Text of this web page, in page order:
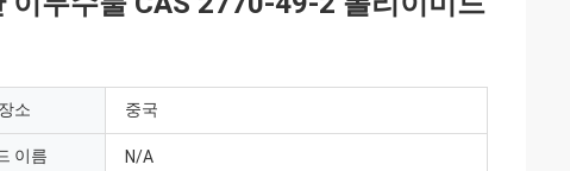
소 중국
이름 N/A